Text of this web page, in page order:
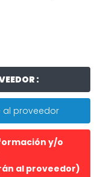
:
al proveedor
y/o
al proveedor)